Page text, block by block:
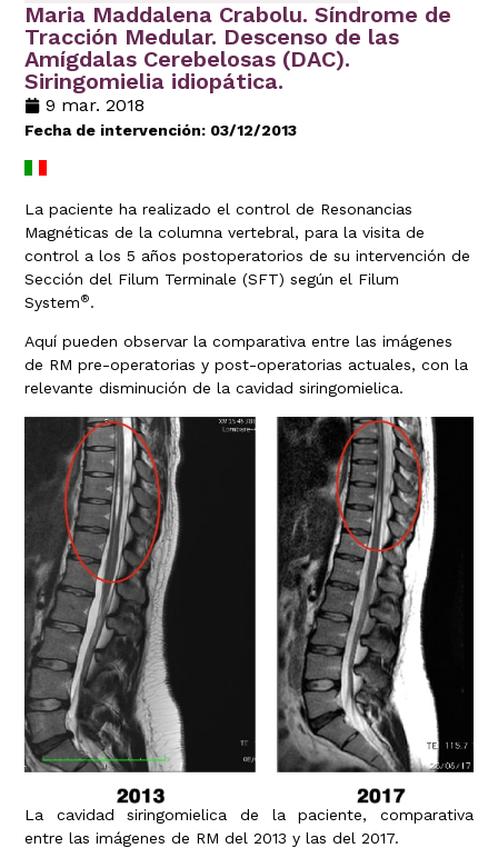
Maria Maddalena Crabolu. Síndrome de
Tracción Medular. Descenso de las
Amígdalas Cerebelosas (DAC).
Siringomielia idiopática.
9 mar. 2018
Fecha de intervención: 03/12/2013
La paciente ha realizado el control de Resonancias
Magnéticas de la columna vertebral, para la visita de
control a los 5 años postoperatorios de su intervención de
Sección del Filum Terminale (SFT) según el Filum
System®.
Aquí pueden observar la comparativa entre las imágenes
de RM pre-operatorias y post-operatorias actuales, con la
relevante disminución de la cavidad siringomielica.
La cavidad siringomielica de la paciente, comparativa
entre las imágenes de RM del 2013 y las del 2017.